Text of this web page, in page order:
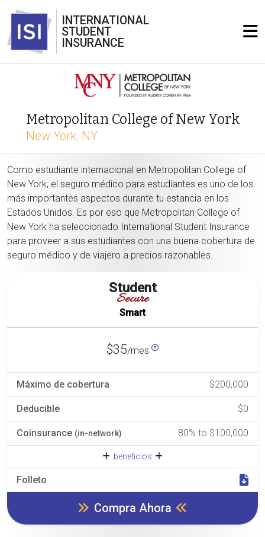
INTERNATIONAL
STUDENT
INSURANCE
Metropolitan College of New York
New York, NY
Como estudiante internacional en Metropolitan College of
New York, el seguro médico para estudiantes es uno de los
más importantes aspectos durante tu estancia en los
Estados Unidos. Es por eso que Metropolitan College of
New York ha seleccionado International Student Insurance
para proveer a sus estudiantes con una buena cobertura de
seguro médico y de viajero a precios razonables.
Student
Secure
Smart
$35/mes
Máximo de cobertura $200,000
Deducible $0
Coinsurance (in-network) 80% to $100,000
beneficios
Folleto
Compra Ahora